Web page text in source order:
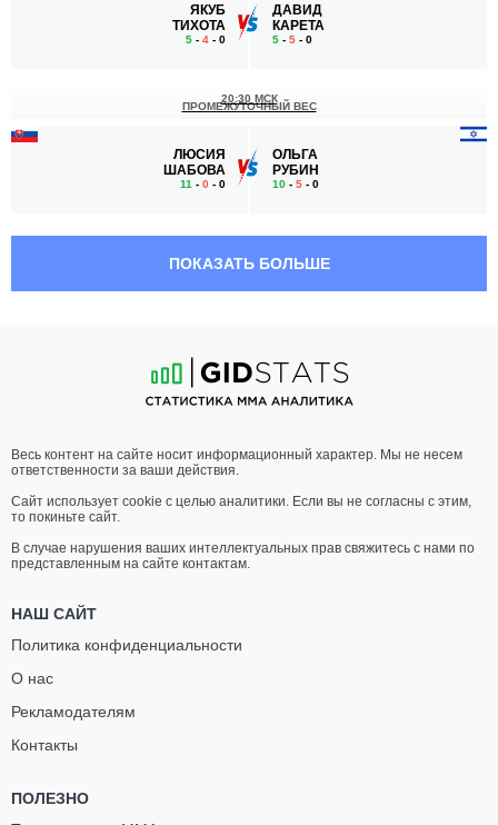
ЯКУБ
ТИХОТА
5 - 4 - 0
ДАВИД
КАРЕТА
5 - 5 - 0
ЛЮСИЯ
ШАБОВА
11 - 0 - 0
20:30 МСК
ПРОМЕЖУТОЧНЫЙ ВЕС
ОЛЬГА
РУБИН
10 - 5 - 0
ПРИМЕРА
20-16- 0
19:30 МСК
ПОЛУСРЕДНИЙ ВЕС 77.1 КГ
ДАВА
ПОКАЗАТЬ БОЛЬШЕ
Весь контент на сайте носит информационный характер. Мы не несем
ответственности за ваши действия.
Сайт использует cookie с целью аналитики. Если вы не согласны с этим,
то покиньте сайт.
В случае нарушения ваших интеллектуальных прав свяжитесь с нами по
представленным на сайте контактам.
НАШ САЙТ
Политика конфиденциальности
О нас
Рекламодателям
Контакты
ПОЛЕЗНО